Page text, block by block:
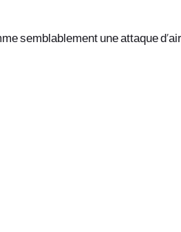
semblablement une attaque